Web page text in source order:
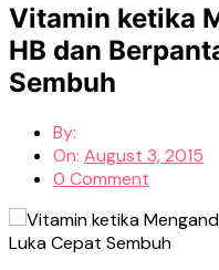
Vitamin ketika
HB dan
Sembuh
By:
On: August 3, 2015
0 Comment